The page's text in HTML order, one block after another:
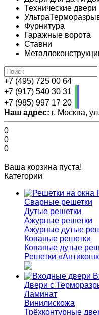
Технические двери
Фурнитура
Гаражные ворота
Ставни
+7 (495) 725 00 64
+7 (917) 540 30 31
+7 (985) 997 17 20
Наш адрес: г. Москва,
0
0
0
Ваша корзина пуста!
Категории
Сварные решетки
Дутые решетки
Ажурные решетки
Ажурные дутые
Кованые решетки
Кованые дутые
Решетки
Двери с
Ламинат
Винилискожа
Трёхконтурные